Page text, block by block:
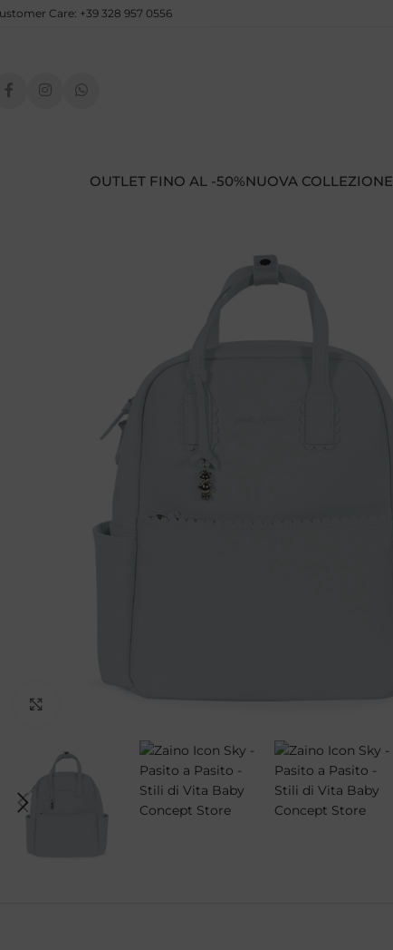
Care: +39 328 957 0556
OUTLET FINO AL -50%NUOVA COLLEZIONE
Clicca per ingrandire